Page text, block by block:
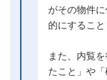
がその物件
的にすること
また、内覧
たこと」や